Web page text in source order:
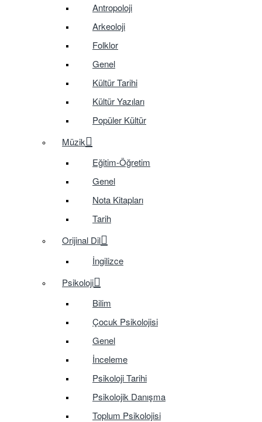
Antropoloji
Arkeoloji
Folklor
Genel
Kültür Tarihi
Kültür Yazıları
Popüler Kültür
Müzik
Eğitim-Öğretim
Genel
Nota Kitapları
Tarih
Orijinal Dil
İngilizce
Psikoloji
Bilim
Çocuk Psikolojisi
Genel
İnceleme
Psikoloji Tarihi
Psikolojik Danışma
Toplum Psikolojisi